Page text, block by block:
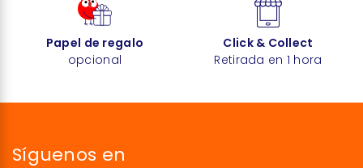
Papel de regalo
opcional
Click & Collect
Retirada en 1 hora
Síguenos en